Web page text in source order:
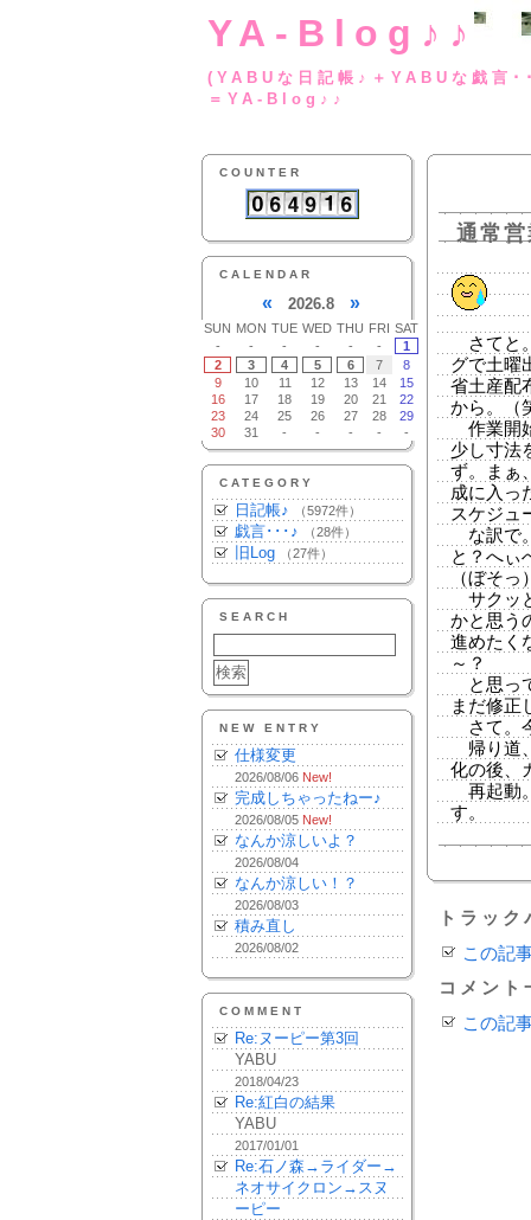
YA-Blog♪♪
(YABUな日記帳♪
＝YA-Blog♪♪
COUNTER
CALENDAR
« 2026.8 »
SUN MON TUE WED THU FRI SAT
-
- - - - -
1
2
3 4 5 6 7
8
9
10 11 12 13 14
15
16
17 18 19 20 21
22
23
24 25 26 27 28
29
30
31 - - - - -
CATEGORY
日記帳♪ （5972件）
戯言･･･♪ （28件）
旧Log （27件）
SEARCH
NEW ENTRY
仕様変更
2026/08/06 New!
完成しちゃったねー♪
2026/08/05 New!
なんか涼しいよ？
2026/08/04
なんか涼しい！？
2026/08/03
積み直し
2026/08/02
COMMENT
Re:ヌーピー第3回
YABU
2018/04/23
Re:紅白の結果
YABU
2017/01/01
Re:石ノ森→ライダー→
ネオサイクロン→スヌ
ーピー
通常
さてと
グで土曜
省土産配
から。（
作業開
少し寸法
ず。まぁ
成に入っ
スケジュ
な訳で
と？へぃ
（ぼそっ
サクッ
かと思う
進めたく
～？
と思っ
まだ修正
さて。
帰り道
化の後、
再起動
す。
トラッ
この記
コメント
この記